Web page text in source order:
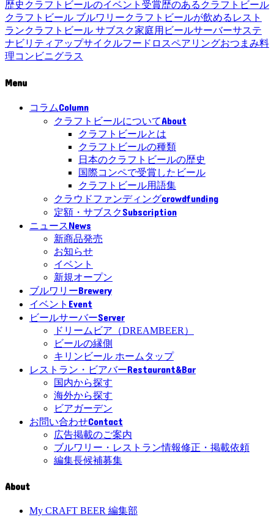
歴史 クラフトビールのイベント 受賞歴のあるクラフトビール
クラフトビール ブルワリークラフトビールが飲めるレスト
ランクラフトビール サブスク家庭用ビールサーバーサステ
ナビリティ アップサイクルフードロスペアリングおつまみ料
理コンビニグラス
Menu
コラムColumn
クラフトビールについてAbout
クラフトビールとは
クラフトビールの種類
日本のクラフトビールの歴史
国際コンペで受賞したビール
クラフトビール用語集
クラウドファンディングcrowdfunding
定額・サブスクSubscription
ニュースNews
新商品発売
お知らせ
イベント
新規オープン
ブルワリーBrewery
イベント Event
ビールサーバーServer
ドリームビア（DREAMBEER）
ビールの縁側
キリンビール ホームタップ
レストラン・ビアバーRestaurant&Bar
国内から探す
海外から探す
ビアガーデン
お問い合わせContact
広告掲載のご案内
ブルワリー・レストラン情報修正・掲載依頼
編集長候補募集
About
My CRAFT BEER 編集部